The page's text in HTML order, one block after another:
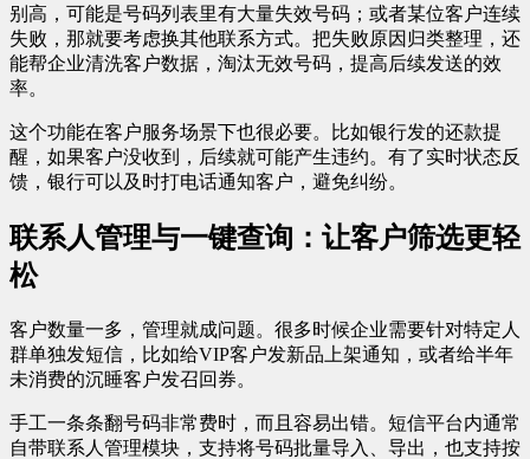
别高，可能是号码列表里有大量失效号码；或者某位客户连续
失败，那就要考虑换其他联系方式。把失败原因归类整理，还
能帮企业清洗客户数据，淘汰无效号码，提高后续发送的效
率。
这个功能在客户服务场景下也很必要。比如银行发的还款提
醒，如果客户没收到，后续就可能产生违约。有了实时状态反
馈，银行可以及时打电话通知客户，避免纠纷。
联系人管理与一键查询：让客户筛选更轻
松
客户数量一多，管理就成问题。很多时候企业需要针对特定人
群单独发短信，比如给VIP客户发新品上架通知，或者给半年
未消费的沉睡客户发召回券。
手工一条条翻号码非常费时，而且容易出错。短信平台内通常
自带联系人管理模块，支持将号码批量导入、导出，也支持按